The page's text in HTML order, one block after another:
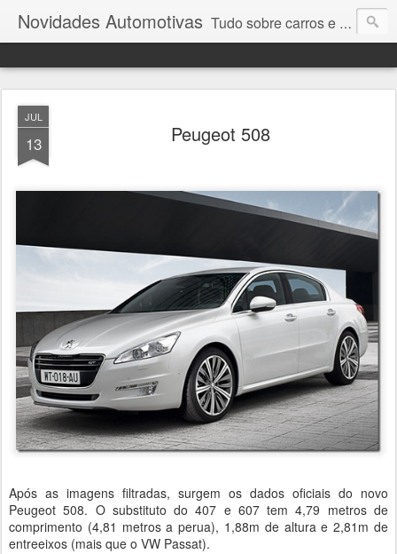
Novidades Automotivas Tudo sobre carros e motores
JUL
13 Peugeot 508
Após as imagens filtradas, surgem os dados oficiais do novo
Peugeot 508. O substituto do 407 e 607 tem 4,79 metros de
comprimento (4,81 metros a perua), 1,88m de altura e 2,81m de
entreeixos (mais que o VW Passat).